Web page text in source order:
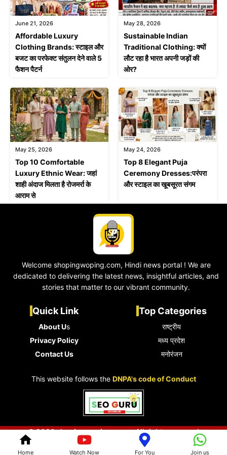
Home Watch Now For You Join us
June 21, 2026
Affordable Luxury
Clothing Brands: स्टाइल और
बजट का परफेक्ट संतुलन देने वाले 5
फैशन पैटर्न
May 28, 2026
Sustainable Indian
Traditional Clothing: क्यों
लौट रहा है भारत अपनी जड़ों की
ओर?
May 25, 2026
Top 10 Comfortable
Luxury Ethnic Wear: जहां
शाही अंदाज मिलता है रोजमर्रा के
आराम से
May 24, 2026
Top 8 Elegant Puja
Ceremony Dresses:परंपरा
और स्टाइल का खूबसूरत संगम
Welcome shopingwoping.com, Hindi news portal ! We are
dedicated to delivering the latest news, insightful articles, and
stories that matter to our vibrant community.
Quick Link
About Us
Privacy Policy
Contact Us
Top Categories
राष्ट्रीय
मध्य प्रदेश
मनोरंजन
This website follows the DNPA's code of Conduct
© 2026 shopingwoping.com • All rights reserved